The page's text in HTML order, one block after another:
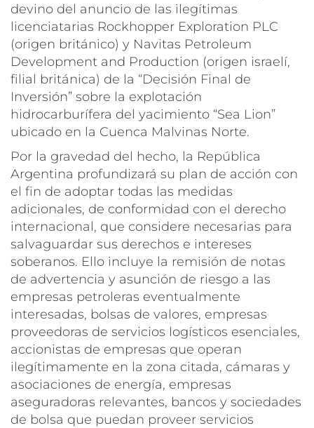
devino del anuncio de las ilegítimas
licenciatarias Rockhopper Exploration PLC
(origen británico) y Navitas Petroleum
Development and Production (origen israelí,
filial británica) de la “Decisión Final de
Inversión” sobre la explotación
hidrocarburífera del yacimiento “Sea Lion”
ubicado en la Cuenca Malvinas Norte.
Por la gravedad del hecho, la República
Argentina profundizará su plan de acción con
el fin de adoptar todas las medidas
adicionales, de conformidad con el derecho
internacional, que considere necesarias para
salvaguardar sus derechos e intereses
soberanos. Ello incluye la remisión de notas
de advertencia y asunción de riesgo a las
empresas petroleras eventualmente
interesadas, bolsas de valores, empresas
proveedoras de servicios logísticos esenciales,
accionistas de empresas que operan
ilegítimamente en la zona citada, cámaras y
asociaciones de energía, empresas
aseguradoras relevantes, bancos y sociedades
de bolsa que puedan proveer servicios